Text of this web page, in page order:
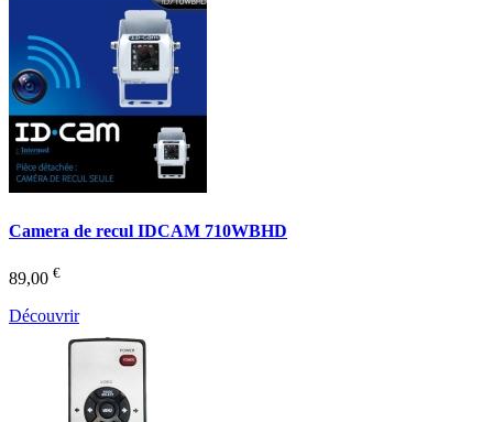
Camera de recul IDCAM 710WBHD
89,00 €
Découvrir